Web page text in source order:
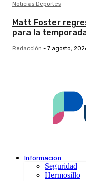
Noticias Deportes
Matt Foster
para la
Redacción - 7 agosto,
Información
Seguridad
Hermosillo